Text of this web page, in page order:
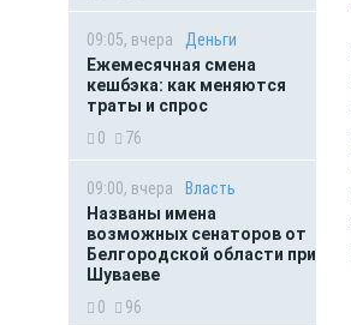
09:05, вчера
Деньги
Ежемесячная смена
кешбэка: как меняются
траты и спрос
0
76
09:00, вчера
Власть
Названы имена
возможных сенаторов от
Белгородской области при
Шуваеве
0
96